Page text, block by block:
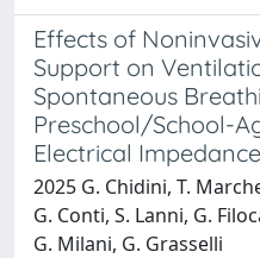
Effects of
Support on
Spontaneous
Preschool/School-
Electrical
2025 G. Chidini, T.
G. Conti, S. Lanni, G.
G. Milani, G. Grasselli